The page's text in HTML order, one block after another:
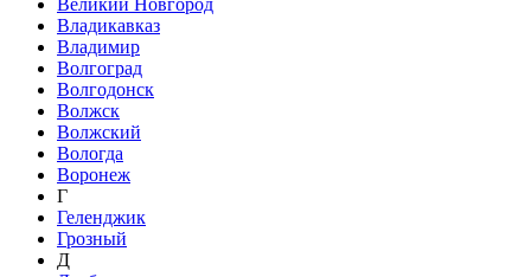
Великий Новгород
Владикавказ
Владимир
Волгоград
Волгодонск
Волжск
Волжский
Вологда
Воронеж
Г
Геленджик
Грозный
Д